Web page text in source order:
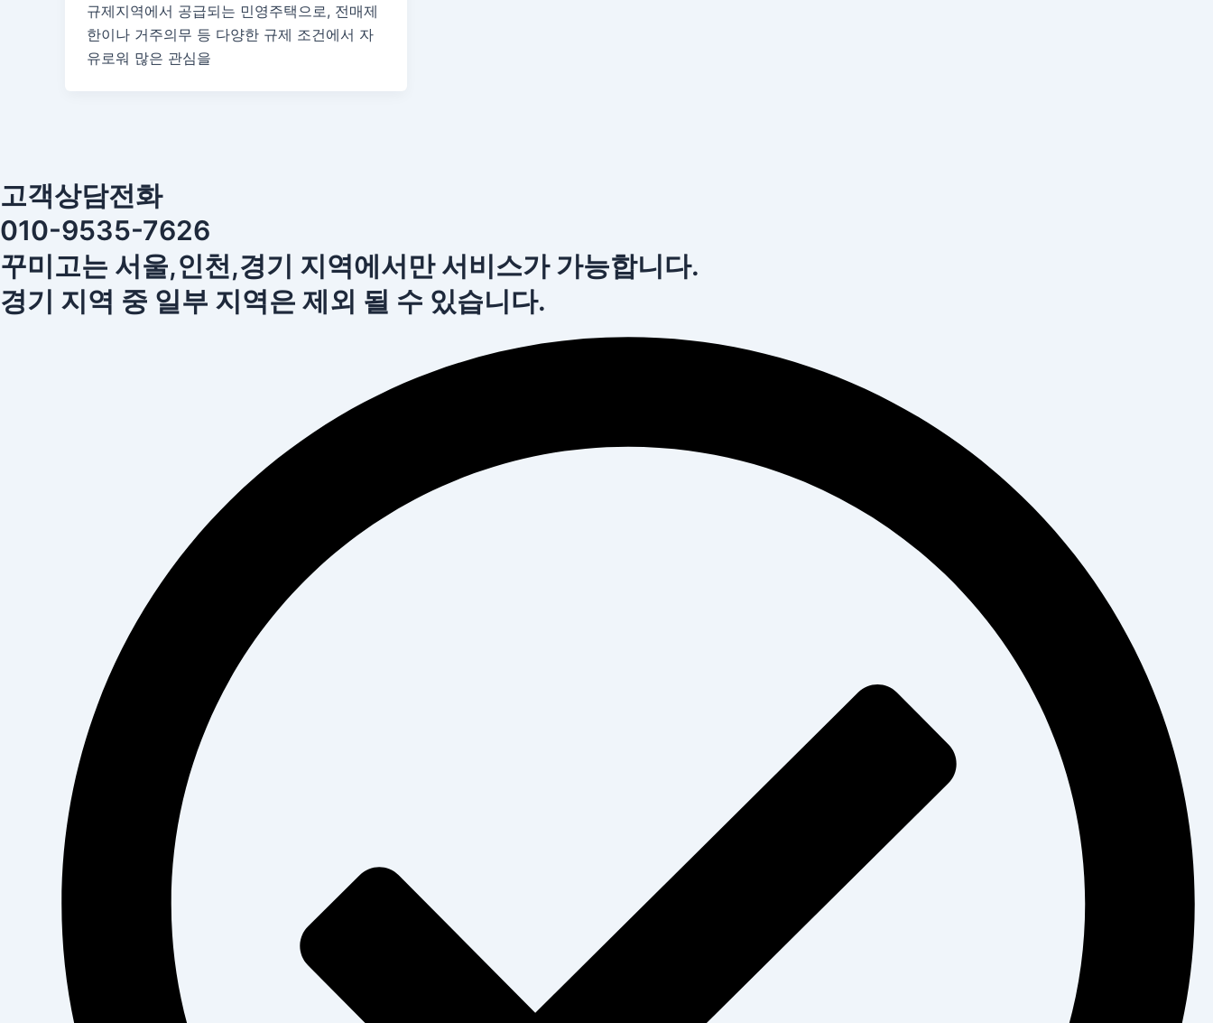
규제지역에서 공급되는 민영주택으로, 전매제
한이나 거주의무 등 다양한 규제 조건에서 자
유로워 많은 관심을
고객상담전화
010-9535-7626
꾸미고는 서울,인천,경기 지역에서만 서비스가 가능합니다.
경기 지역 중 일부 지역은 제외 될 수 있습니다.